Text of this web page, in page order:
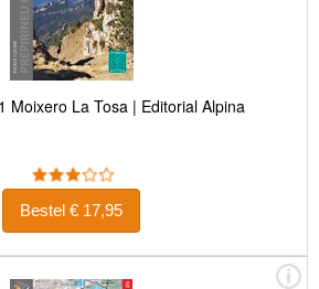
Moixero La Tosa | Editorial Alpina
Bestel € 17,95